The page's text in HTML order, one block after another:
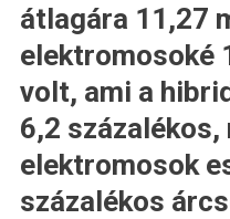
átlagára 11,27
elektromosoké
volt, ami a
6,2 százalékos,
elektromosok
százalékos